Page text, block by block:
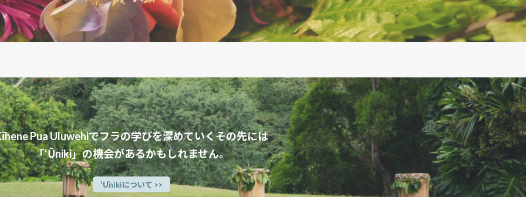
Pua Uluwehiでフラの学びを深めていくその先には
「ʻŪniki」の機会があるかもしれません。
ʻŪnikiについて >>